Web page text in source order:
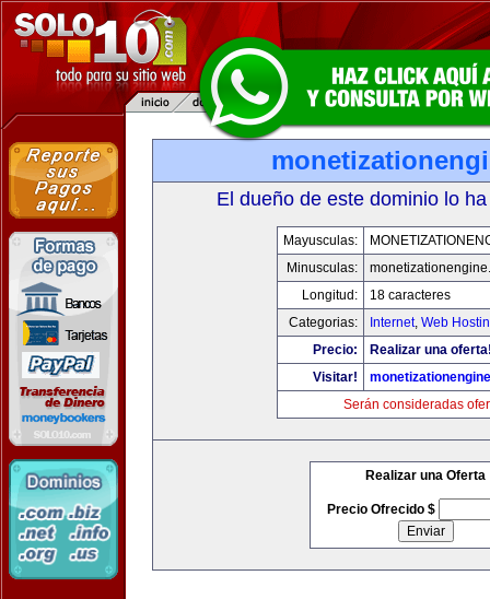
El dueño de este dominio lo
Mayusculas:
Minusculas:
Longitud:
18 caracteres
Categorias:
Internet, Web
Precio:
Realizar una
Visitar!
Serán consideradas
Realizar una Oferta
Precio Ofrecido $